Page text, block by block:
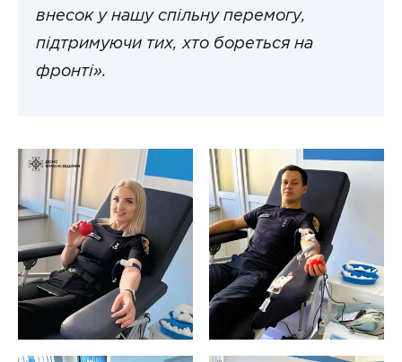
внесок у нашу спільну перемогу,
підтримуючи тих, хто бореться на
фронті».